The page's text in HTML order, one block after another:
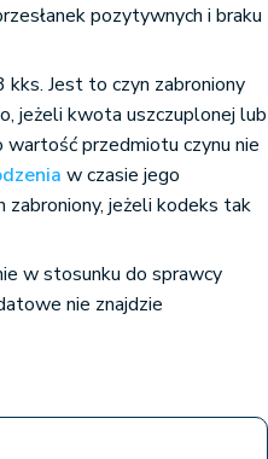
pozytywnych i braku
Jest to czyn zabroniony
jeżeli kwota uszczuplonej lub
wartość przedmiotu czynu nie
w czasie jego
zabroniony, jeżeli kodeks tak
w stosunku do sprawcy
nie znajdzie